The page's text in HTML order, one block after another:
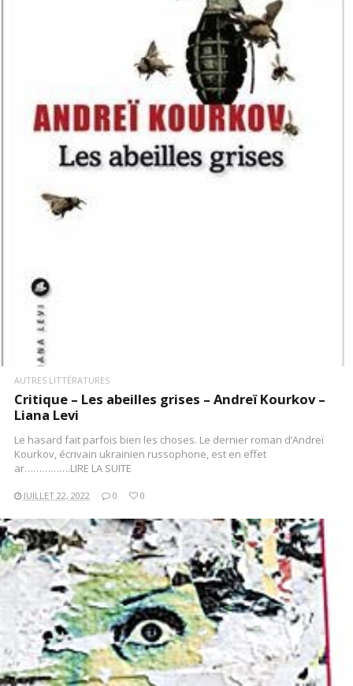
LIRE LA SUITE
AUTRES LITTÉRATURES
Critique – Les abeilles grises – Andreï Kourkov –
Liana Levi
Le hasard fait parfois bien les choses. Le dernier roman d’Andreï
Kourkov, écrivain ukrainien russophone, est en effet
ar…………….LIRE LA SUITE
JUILLET 22, 2022 0 0